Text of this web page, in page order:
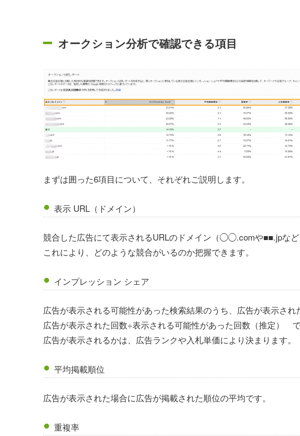
オークション分析で確認できる項目
まずは囲った6項目について、それぞれご説明します。
表示 URL（ドメイン）
競合した広告にて表示されるURLのドメイン（◯◯.comや■■.jpなど
これにより、どのような競合がいるのか把握できます。
インプレッション シェア
広告が表示される可能性があった検索結果のうち、広告が表示され
広告が表示された回数÷表示される可能性があった回数（推定） で
広告が表示されるかは、広告ランクや入札単価により決まります。
平均掲載順位
広告が表示された場合に広告が掲載された順位の平均です。
重複率